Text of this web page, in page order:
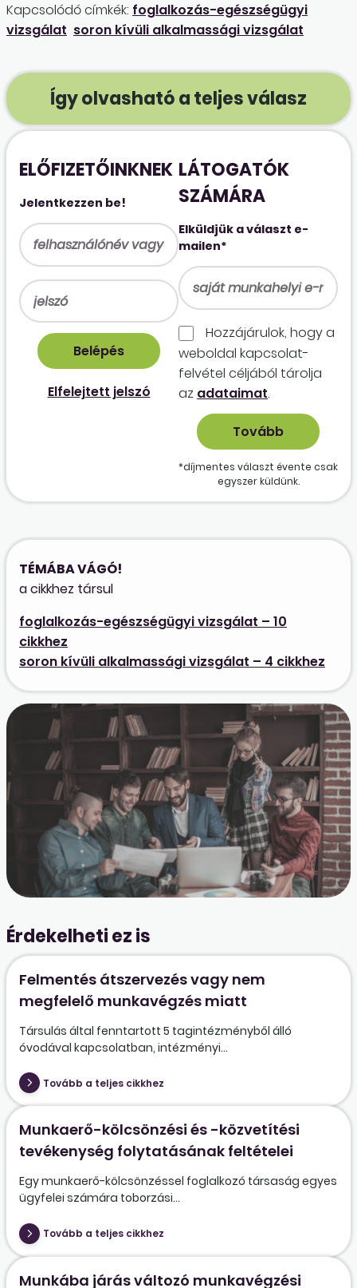
Kapcsolódó címkék: foglalkozás-egészségügyi
vizsgálat soron kívüli alkalmassági vizsgálat
Így olvasható a teljes válasz
ELŐFIZETŐINKNEK
Jelentkezzen be!
Elfelejtett jelszó
LÁTOGATÓK
SZÁMÁRA
Elküldjük a választ e-
mailen*
Hozzájárulok, hogy a
weboldal kapcso­lat­
felvétel céljából tárolja
az adataimat.
*díjmentes választ évente csak
egyszer küldünk.
TÉMÁBA VÁGÓ!
a cikkhez társul
foglalkozás-egészségügyi vizsgálat – 10
cikkhez
soron kívüli alkalmassági vizsgálat – 4 cikkhez
Érdekelheti ez is
Felmentés átszervezés vagy nem
megfelelő munkavégzés miatt
Társulás által fenntartott 5 tagintézményből álló
óvodával kapcsolatban, intézményi...
Tovább a teljes cikkhez
Munkaerő-kölcsönzési és -közvetítési
tevékenység folytatásának feltételei
Egy munkaerő-kölcsönzéssel foglalkozó társaság egyes
ügyfelei számára toborzási...
Tovább a teljes cikkhez
Munkába járás változó munkavégzési